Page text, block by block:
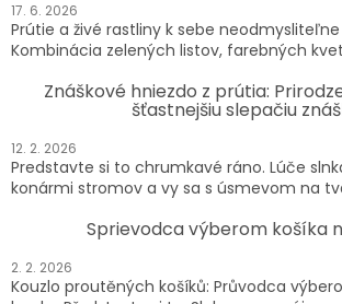
17. 6. 2026
Prútie a živé rastliny k sebe
Kombinácia zelených listov, farebných
Znáškové hniezdo z prútia:
šťastnejšiu slepačiu
12. 2. 2026
Predstavte si to chrumkavé ráno. Lúče
konármi stromov a vy sa s úsmevom na
Sprievodca výberom košíka
2. 2. 2026
Kouzlo proutěných košíků: Průvodca